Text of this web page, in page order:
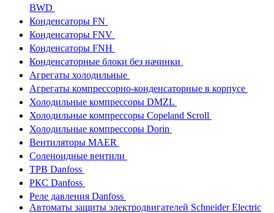
BWD
Конденсаторы FN
Конденсаторы FNV
Конденсаторы FNH
Конденсаторные блоки без начинки
Агрегаты холодильные
Агрегаты компрессорно-конденсаторные в корпусе
Холодильные компрессоры DMZL
Холодильные компрессоры Copeland Scroll
Холодильные компрессоры Dorin
Вентиляторы MAER
Соленоидные вентили
ТРВ Danfoss
РКС Danfoss
Реле давления Danfoss
Автоматы защиты электродвигателей Schneider Electric